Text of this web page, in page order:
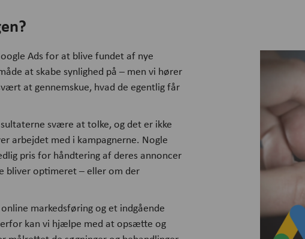
Ads for at blive fundet af nye
at skabe synlighed på – men vi hører
at gennemskue, hvad de egentlig får
svære at tolke, og det er ikke
arbejdet med i kampagnerne. Nogle
pris for håndtering af deres annoncer
bliver optimeret – eller om der
markedsføring og et indgående
kan vi hjælpe med at opsætte og